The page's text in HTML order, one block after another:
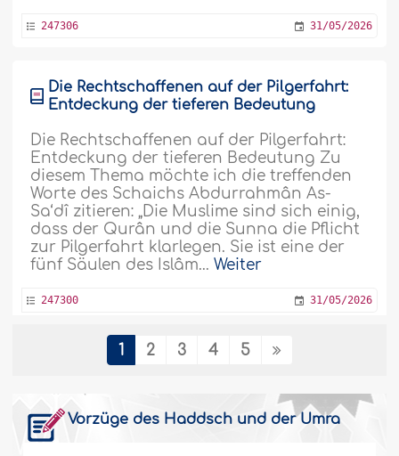
247306 31/05/2026
Die Rechtschaffenen auf der Pilgerfahrt:
Entdeckung der tieferen Bedeutung
Die Rechtschaffenen auf der Pilgerfahrt:
Entdeckung der tieferen Bedeutung Zu
diesem Thema möchte ich die treffenden
Worte des Schaichs Abdurrahmân As-
Sa‘dî zitieren: „Die Muslime sind sich einig,
dass der Qurân und die Sunna die Pflicht
zur Pilgerfahrt klarlegen. Sie ist eine der
fünf Säulen des Islâm...Weiter
247300 31/05/2026
Großzügigkeit der Rechtschaffenen
Sulaimân ibn Ar-Rabî sagte: „Ich reiste mit
einer Gruppe von frommen Leuten aus
1 2 3 4 5
Vorzüge des Haddsch und der Umra